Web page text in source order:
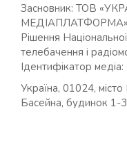
Засновник: ТОВ
МЕДІАПЛАТФОРМА»
Рішення
телебачення і
Ідентифікатор
Україна, 01024,
Басейна, будинок